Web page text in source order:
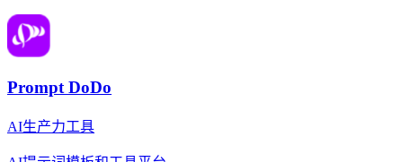
Prompt DoDo
AI生产力工具